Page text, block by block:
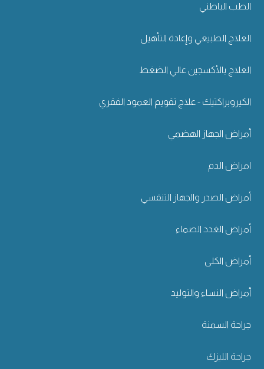
الطب الباطني
العلاج الطبيعي وإعادة التأهيل
العلاج بالأكسجين عالي الضغط
الكيروبراكتيك - علاج تقويم العمود الفقري
أمراض الجهاز الهضمي
امراض الدم
أمراض الصدر والجهاز التنفسي
أمراض الغدد الصماء
أمراض الكلى
أمراض النساء والتوليد
جراحة السمنة
جراحة الليزك